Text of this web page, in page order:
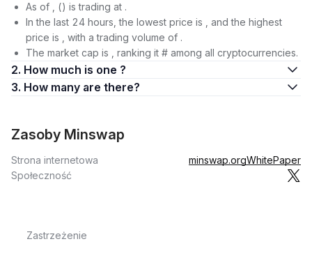
As of , () is trading at .
In the last 24 hours, the lowest price is , and the highest
price is , with a trading volume of .
The market cap is , ranking it # among all cryptocurrencies.
2. How much is one ?
3. How many are there?
Zasoby Minswap
Strona internetowa minswap.orgWhitePaper
Społeczność
Zastrzeżenie